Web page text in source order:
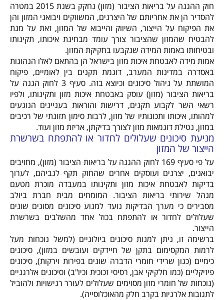
חוק ההגנה על בריאות הציבור (מזון) נחקק בשנת 2015 במטרה
להסדיר הן את אחריותם של היצרנים, המשווקים ויבואני המזון והן
את הפיקוח על הייצור, השיווק והייבוא של המזון, זאת על מנת
להבטיח שהמזון שהציבור צורך עומד מבחינת איכותו, תקינותו
ובטיחותו באמות המידה שנקבעו בחקיקת המזון.
אמות מידה לאבטחת איכות מזון בישראל הן בהתאם לאלו הנהוגות
באסדרה במדינות המערב, דוגמת תקנים בין לאומיים, פיקוח
המושתת על ניהול סיכונים וכיוצא בזה. סעיף 3 לחוק הגנה על
בריאות הציבור (מזון) עוסק באבטחת איכות מזון ותקינותו, ולפיו
רשאי השר לקבוע תקנים, דרישות והוראות בעניינים הנוגעים
למהותו, איכותו ותכונותיו של מזון, לרבות סימון תזונתי של רכיבים
במזון, נטילת דוגמאות מזון לצורך בדיקתן, אריזת מזון ועוד.
מניעת סיכונים שעלולים לחדור או להתפתח בשרשרת
הייצור של המזון
על פי סעיף 169 לחוק ההגנה על בריאות הציבור (מזון), מחויבים
יבואנים, יצרנים ועוסקים אחרים שהחוק תקף לגביהם, לערוך
בדיקות לאבטחת איכות מזון ותקינותו במעבדה מוכרת מטעם
מנהל שירותי בריאות הציבור. המומחים מבית חברת ביולב
מסבירים כי מערך הבדיקות נועד למנוע סיכונים מסוגים שונים
שעלולים לחדור או להתפתח בכול אחד מהשלבים בשרשרת
הייצור.
ברשימה זו, ניתן למנות סיכונים ביולוגיים (למשל נוכחות מעל
לרמות המקסימום בתקן של חיידקים ועובשים במזון), סיכונים
כימיים (כגון שרידי חומרי הדברה שונים בפירות וירקות), סיכונים
פיזיקליים (כמו חלקיקי אבן, רסיסי זכוכית וכיו"ב) וסיכונים אלרגניים
(נוכחות של חומרי מזון מסוימים שעלולים לעורר רגישויות ולהוביל
לתגובות אלרגיות בקרב חלק מהאוכלוסייה).